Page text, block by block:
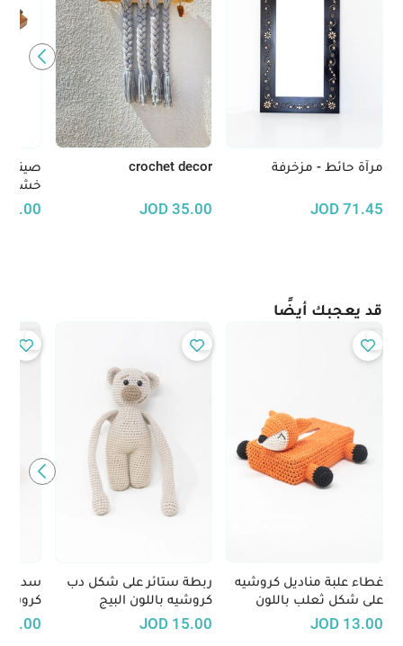
مرآة حائط - مزخرفة
71.45
JOD
crochet decor
35.00
JOD
خشب
30.00
قد يعجبك أيضًا
غطاء علبة مناديل كروشيه
على شكل ثعلب باللون
البرتقالي
13.00
JOD
ربطة ستائر على شكل دب
كروشيه باللون البيج
15.00
JOD
سدادة
12.00